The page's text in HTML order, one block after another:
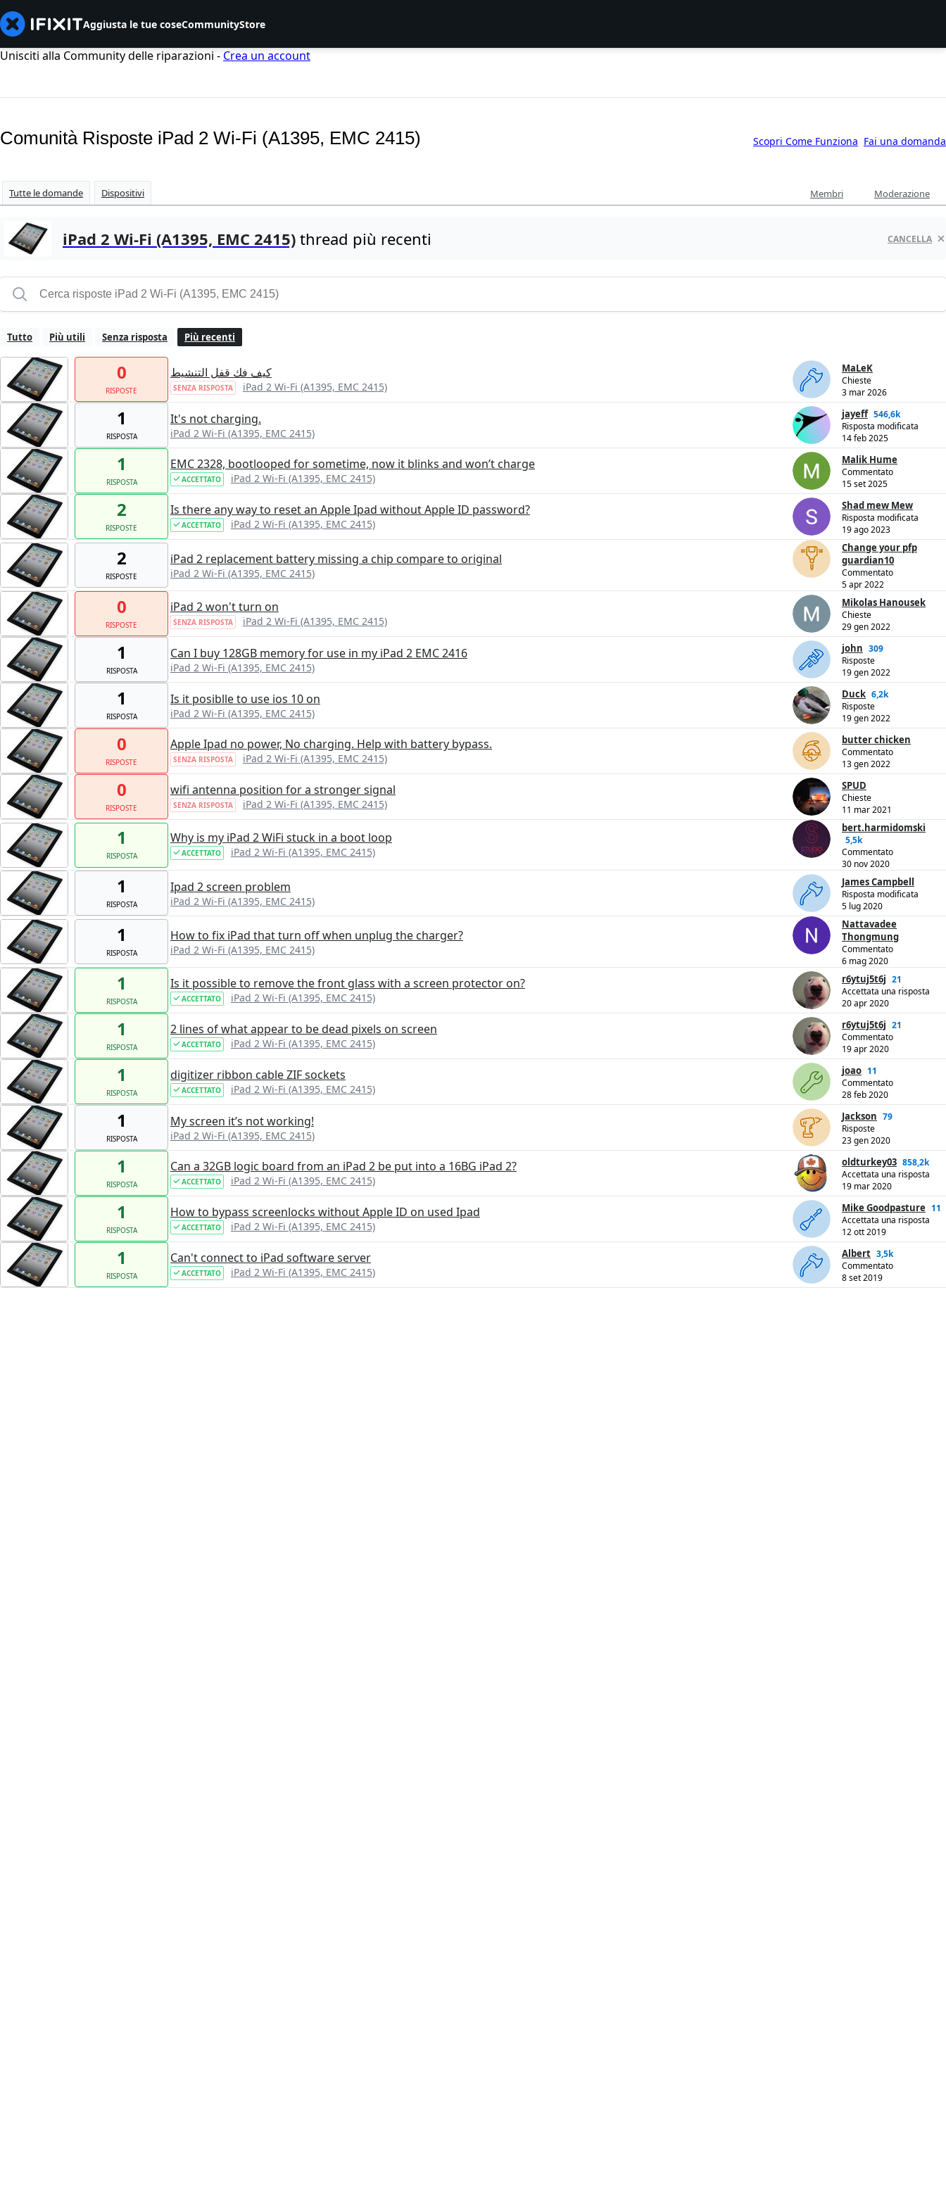
Aggiusta le tue coseCommunityStore
Unisciti alla Community delle riparazioni - Crea un account
Comunità Risposte iPad 2 Wi-Fi (A1395, EMC 2415) Scopri Come Funziona Fai una domanda
Tutte le domande Dispositivi Membri Moderazione
iPad 2 Wi-Fi (A1395, EMC 2415) thread più recenti CANCELLA
Tutto Più utili Senza risposta Più recenti
0
RISPOSTE
كيف فك قفل التنشيط
SENZA RISPOSTA iPad 2 Wi-Fi (A1395, EMC 2415)
MaLeK
Chieste
3 mar 2026
1
RISPOSTA
It's not charging.
iPad 2 Wi-Fi (A1395, EMC 2415)
jayeff 546,6k
Risposta modificata
14 feb 2025
1
RISPOSTA
EMC 2328, bootlooped for sometime, now it blinks and won’t charge
ACCETTATO iPad 2 Wi-Fi (A1395, EMC 2415)
Malik Hume
Commentato
15 set 2025
2
RISPOSTE
Is there any way to reset an Apple Ipad without Apple ID password?
ACCETTATO iPad 2 Wi-Fi (A1395, EMC 2415)
Shad mew Mew
Risposta modificata
19 ago 2023
2
RISPOSTE
iPad 2 replacement battery missing a chip compare to original
iPad 2 Wi-Fi (A1395, EMC 2415)
Change your pfp
guardian10
Commentato
5 apr 2022
0
RISPOSTE
iPad 2 won't turn on
SENZA RISPOSTA iPad 2 Wi-Fi (A1395, EMC 2415)
Mikolas Hanousek
Chieste
29 gen 2022
1
RISPOSTA
Can I buy 128GB memory for use in my iPad 2 EMC 2416
iPad 2 Wi-Fi (A1395, EMC 2415)
john 309
Risposte
19 gen 2022
1
RISPOSTA
Is it posiblle to use ios 10 on
iPad 2 Wi-Fi (A1395, EMC 2415)
Duck 6,2k
Risposte
19 gen 2022
0
RISPOSTE
Apple Ipad no power, No charging. Help with battery bypass.
SENZA RISPOSTA iPad 2 Wi-Fi (A1395, EMC 2415)
butter chicken
Commentato
13 gen 2022
0
RISPOSTE
wifi antenna position for a stronger signal
SENZA RISPOSTA iPad 2 Wi-Fi (A1395, EMC 2415)
SPUD
Chieste
11 mar 2021
1
RISPOSTA
Why is my iPad 2 WiFi stuck in a boot loop
ACCETTATO iPad 2 Wi-Fi (A1395, EMC 2415)
bert.harmidomski
5,5k
Commentato
30 nov 2020
1
RISPOSTA
Ipad 2 screen problem
iPad 2 Wi-Fi (A1395, EMC 2415)
James Campbell
Risposta modificata
5 lug 2020
1
RISPOSTA
How to fix iPad that turn off when unplug the charger?
iPad 2 Wi-Fi (A1395, EMC 2415)
Nattavadee
Thongmung
Commentato
6 mag 2020
1
RISPOSTA
Is it possible to remove the front glass with a screen protector on?
ACCETTATO iPad 2 Wi-Fi (A1395, EMC 2415)
r6ytuj5t6j 21
Accettata una risposta
20 apr 2020
1
RISPOSTA
2 lines of what appear to be dead pixels on screen
ACCETTATO iPad 2 Wi-Fi (A1395, EMC 2415)
r6ytuj5t6j 21
Commentato
19 apr 2020
1
RISPOSTA
digitizer ribbon cable ZIF sockets
ACCETTATO iPad 2 Wi-Fi (A1395, EMC 2415)
joao 11
Commentato
28 feb 2020
1
RISPOSTA
My screen it’s not working!
iPad 2 Wi-Fi (A1395, EMC 2415)
Jackson 79
Risposte
23 gen 2020
1
RISPOSTA
Can a 32GB logic board from an iPad 2 be put into a 16BG iPad 2?
ACCETTATO iPad 2 Wi-Fi (A1395, EMC 2415)
oldturkey03 858,2k
Accettata una risposta
19 mar 2020
1
RISPOSTA
How to bypass screenlocks without Apple ID on used Ipad
ACCETTATO iPad 2 Wi-Fi (A1395, EMC 2415)
Mike Goodpasture 11
Accettata una risposta
12 ott 2019
1
RISPOSTA
Can't connect to iPad software server
ACCETTATO iPad 2 Wi-Fi (A1395, EMC 2415)
Albert 3,5k
Commentato
8 set 2019